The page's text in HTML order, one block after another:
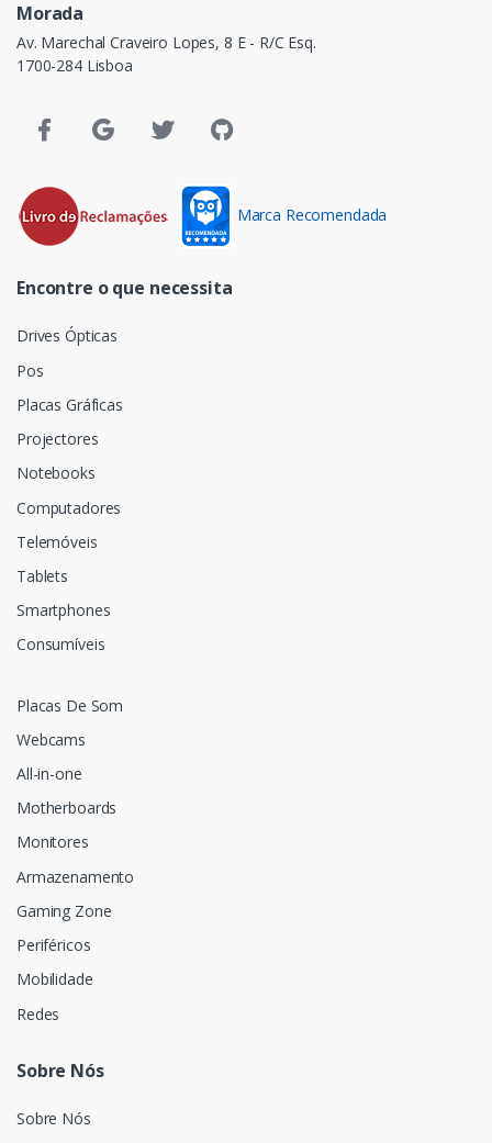
Morada
Av. Marechal Craveiro Lopes, 8 E - R/C Esq.
1700-284 Lisboa
Marca Recomendada
Encontre o que necessita
Drives Ópticas
Pos
Placas Gráficas
Projectores
Notebooks
Computadores
Telemóveis
Tablets
Smartphones
Consumíveis
Placas De Som
Webcams
All-in-one
Motherboards
Monitores
Armazenamento
Gaming Zone
Periféricos
Mobilidade
Redes
Sobre Nós
Sobre Nós